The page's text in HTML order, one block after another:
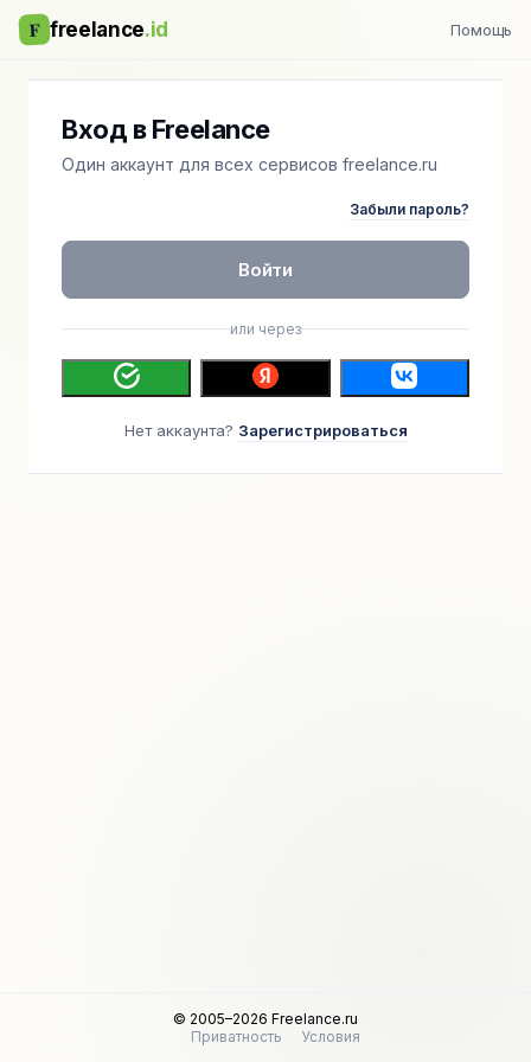
F freelance.id Помощь
Вход в Freelance
Один аккаунт для всех сервисов freelance.ru
Забыли пароль?
Войти
или через
Нет аккаунта? Зарегистрироваться
© 2005–2026 Freelance.ru
Приватность
Условия